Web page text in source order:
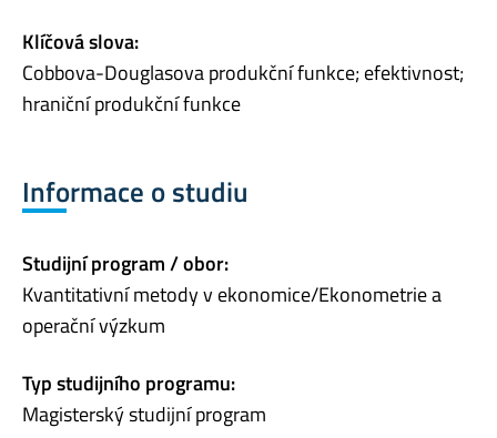
Klíčová slova:
Cobbova-Douglasova produkční funkce; efektivnost;
hraniční produkční funkce
Informace o studiu
Studijní program / obor:
Kvantitativní metody v ekonomice/Ekonometrie a
operační výzkum
Typ studijního programu:
Magisterský studijní program